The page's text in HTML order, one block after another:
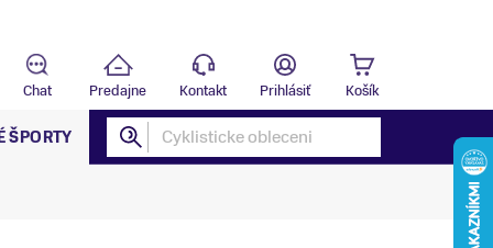
Chat Predajne Kontakt Prihlásiť Košík
ŠPORTY